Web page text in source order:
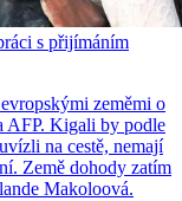
s přijímáním
zeměmi o
AFP. Kigali by podle
na cestě, nemají
Země dohody zatím
Makoloová.